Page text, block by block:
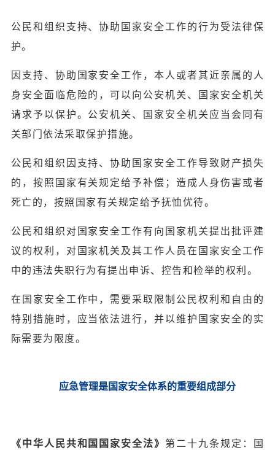
公民和组织支持、协助国家安全工作的行为受法律保
护。
因支持、协助国家安全工作，本人或者其近亲属的人
身安全面临危险的，可以向公安机关、国家安全机关
请求予以保护。公安机关、国家安全机关应当会同有
关部门依法采取保护措施。
公民和组织因支持、协助国家安全工作导致财产损失
的，按照国家有关规定给予补偿；造成人身伤害或者
死亡的，按照国家有关规定给予抚恤优待。
公民和组织对国家安全工作有向国家机关提出批评建
议的权利，对国家机关及其工作人员在国家安全工作
中的违法失职行为有提出申诉、控告和检举的权利。
在国家安全工作中，需要采取限制公民权利和自由的
特别措施时，应当依法进行，并以维护国家安全的实
际需要为限度。
应急管理是国家安全体系的重要组成部分
《中华人民共和国国家安全法》 第二十九条规定：国